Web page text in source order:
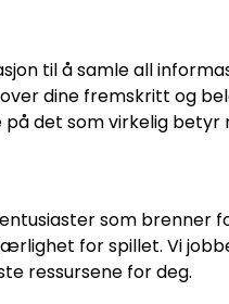
til å samle all
dine fremskritt og
det som virkelig betyr
som brenner
for spillet. Vi
ressursene for deg.